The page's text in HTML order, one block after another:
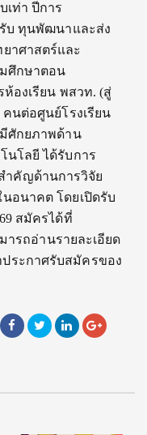
เท่า ปีการ
บ ทุนพัฒนาและส่ง
าศาสตร์และ
ศึกษาตอน
องเรียน พสวท. (สู่
คนต่อศูนย์โรงเรียน
ศักยภาพด้าน
นโลยี ได้รับการ
ำคัญด้านการวิจัย
อนาคต โดยเปิดรับ
สมัครได้ที่
ารถอ่านรายละเอียด
ระกาศรับสมัครของ